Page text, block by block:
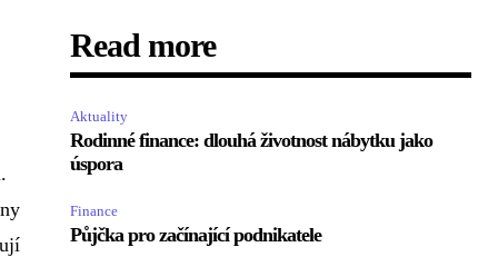
Read more
Aktuality
Rodinné finance: dlouhá životnost nábytku jako
úspora
Finance
Půjčka pro začínající podnikatele